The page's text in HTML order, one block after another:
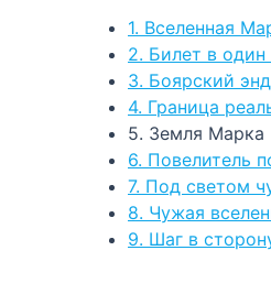
1. Вселенная
2. Билет в один
3. Боярский
4. Граница
5. Земля Марка
6. Повелитель
7. Под светом
8. Чужая
9. Шаг в